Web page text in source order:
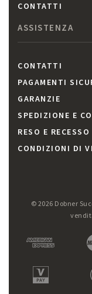
CONTATTI
ASSISTENZA
CONTATTI
PAGAMENTI
GARANZIE
SPEDIZIONE E
RESO E RECESSO
CONDIZIONI DI
© 2026 Dobner